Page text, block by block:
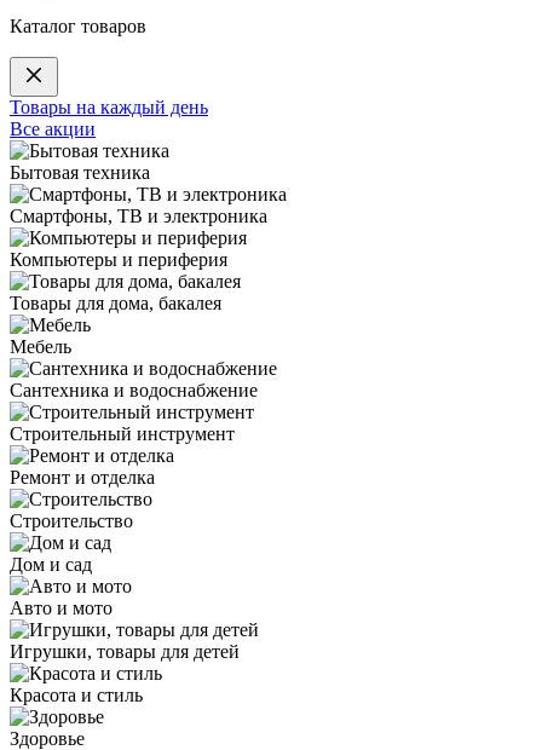
Каталог товаров
Товары на каждый день
Все акции
Бытовая техника
Смартфоны, ТВ и электроника
Компьютеры и периферия
Товары для дома, бакалея
Мебель
Сантехника и водоснабжение
Строительный инструмент
Ремонт и отделка
Строительство
Дом и сад
Авто и мото
Игрушки, товары для детей
Красота и стиль
Здоровье